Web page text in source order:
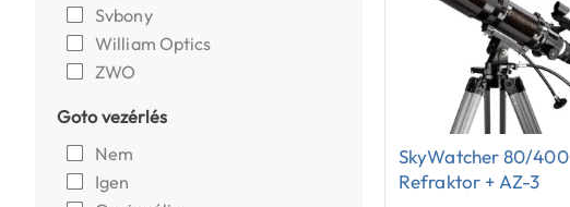
Svbony
William Optics
ZWO
Goto vezérlés
Nem
Igen
SkyWatcher 80/400
Refraktor + AZ-3